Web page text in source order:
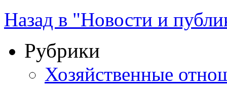
Назад в "Новости и
Рубрики
Хозяйственные